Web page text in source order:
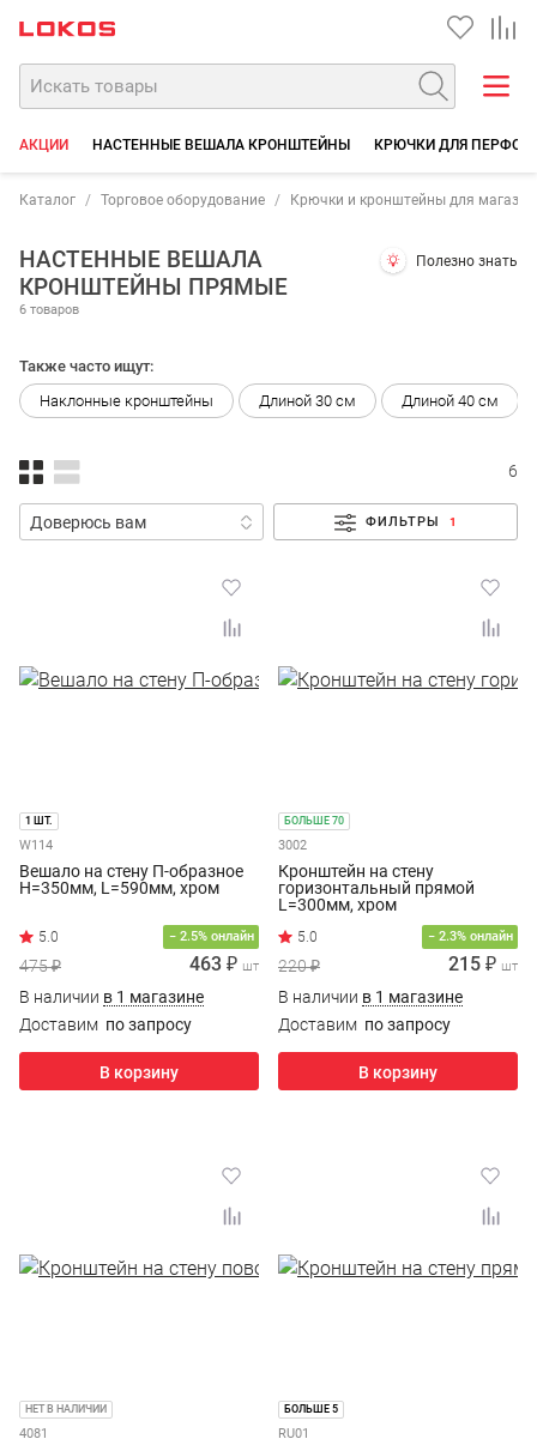
АКЦИИ НАСТЕННЫЕ ВЕШАЛА КРОНШТЕЙНЫ КРЮЧКИ ДЛЯ
Каталог Торговое оборудование Крючки и кронштейны для
НАСТЕННЫЕ ВЕШАЛА
КРОНШТЕЙНЫ ПРЯМЫЕ
6 товаров
Полезно знать
Также часто ищут:
Наклонные кронштейны
Длиной 30 см Длиной 40 см
6
ФИЛЬТРЫ 1
1 ШТ.
W114
Вешало на стену П-образное
H=350мм, L=590мм, хром
− 2.5% онлайн
475 ₽ 463 ₽ шт
В наличии в 1 магазине
Доставим по запросу
В корзину
БОЛЬШЕ 70
3002
Кронштейн на стену
горизонтальный прямой
L=300мм, хром
− 2.3% онлайн
220 ₽ 215 ₽ шт
В наличии в 1 магазине
Доставим по запросу
В корзину
НЕТ В НАЛИЧИИ
4081
БОЛЬШЕ 5
RU01